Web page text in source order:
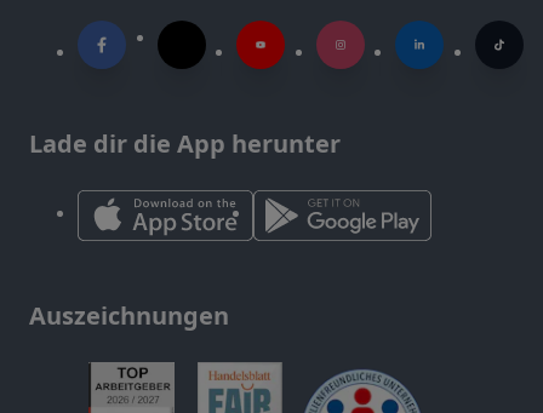
Lade dir die App herunter
Auszeichnungen